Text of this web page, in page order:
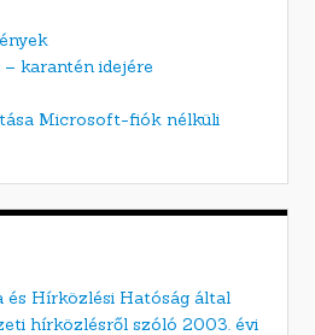
karantén idejére
Microsoft-fiók nélküli
és Hírközlési Hatóság által
hírközlésről szóló 2003. évi